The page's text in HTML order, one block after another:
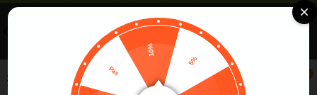
0
Uygulamada Aç
Alfa Group Dental
Ücretsiz -Google Play'de
10%
5%
Pas